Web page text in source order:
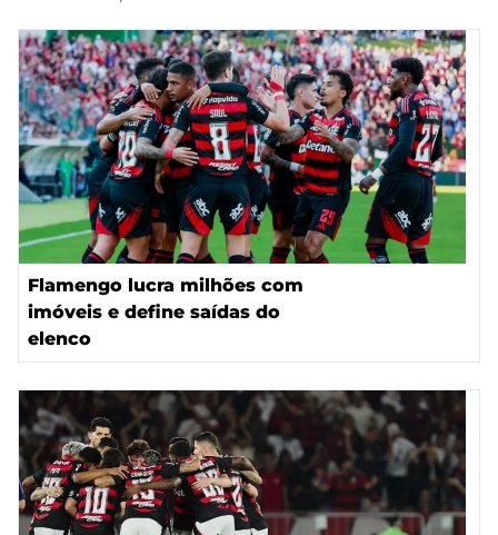
Flamengo lucra milhões com
imóveis e define saídas do
elenco